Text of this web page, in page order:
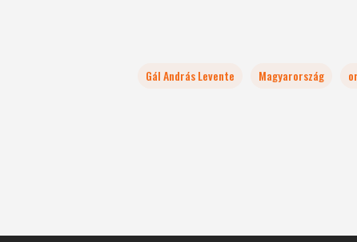
Gál András Levente Magyarország